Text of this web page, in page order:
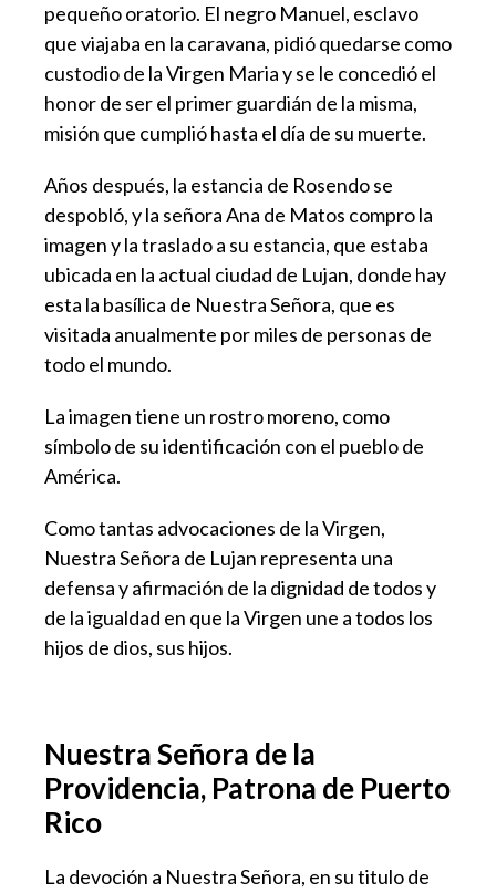
pequeño oratorio. El negro Manuel, esclavo
que viajaba en la caravana, pidió quedarse como
custodio de la Virgen Maria y se le concedió el
honor de ser el primer guardián de la misma,
misión que cumplió hasta el día de su muerte.
Años después, la estancia de Rosendo se
despobló, y la señora Ana de Matos compro la
imagen y la traslado a su estancia, que estaba
ubicada en la actual ciudad de Lujan, donde hay
esta la basílica de Nuestra Señora, que es
visitada anualmente por miles de personas de
todo el mundo.
La imagen tiene un rostro moreno, como
símbolo de su identificación con el pueblo de
América.
Como tantas advocaciones de la Virgen,
Nuestra Señora de Lujan representa una
defensa y afirmación de la dignidad de todos y
de la igualdad en que la Virgen une a todos los
hijos de dios, sus hijos.
Nuestra Señora de la
Providencia, Patrona de Puerto
Rico
La devoción a Nuestra Señora, en su titulo de